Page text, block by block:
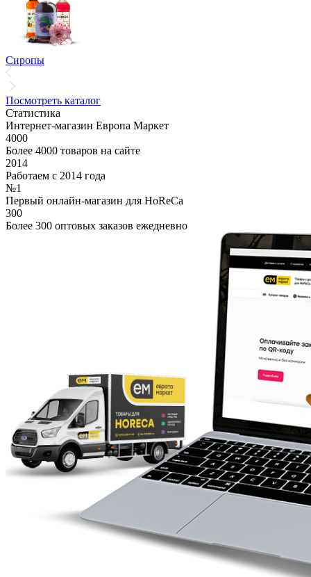
Сиропы
Посмотреть каталог
Статистика
Интернет-магазин Европа Маркет
4000
Более 4000 товаров на сайте
2014
Работаем с 2014 года
№1
Первый онлайн-магазин для HoReCa
300
Более 300 оптовых заказов ежедневно